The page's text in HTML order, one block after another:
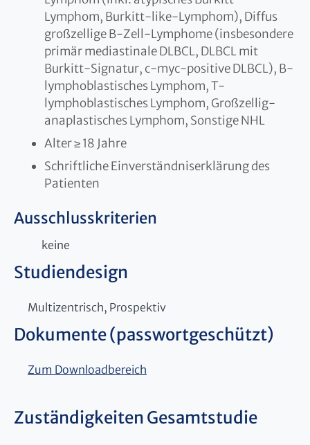
Lymphom, Burkitt-like-Lymphom), Diffus
großzellige B-Zell-Lymphome (insbesondere
primär mediastinale DLBCL, DLBCL mit
Burkitt-Signatur, c-myc-positive DLBCL), B-
lymphoblastisches Lymphom, T-
lymphoblastisches Lymphom, Großzellig-
anaplastisches Lymphom, Sonstige NHL
Alter ≥ 18 Jahre
Schriftliche Einverständniserklärung des
Patienten
Ausschlusskriterien
keine
Studiendesign
Multizentrisch, Prospektiv
Dokumente (passwortgeschützt)
Zum Downloadbereich
Zuständigkeiten Gesamtstudie